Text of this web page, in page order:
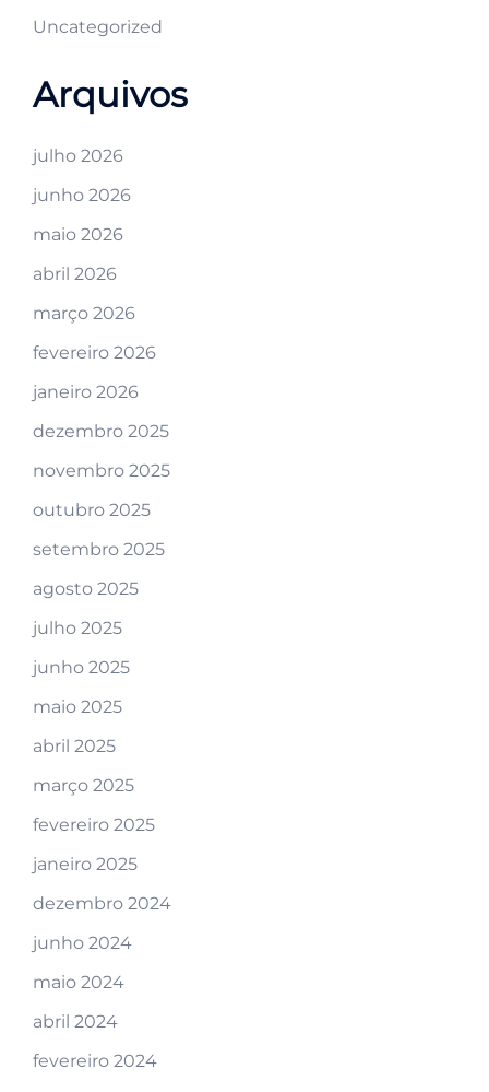
Uncategorized
Arquivos
julho 2026
junho 2026
maio 2026
abril 2026
março 2026
fevereiro 2026
janeiro 2026
dezembro 2025
novembro 2025
outubro 2025
setembro 2025
agosto 2025
julho 2025
junho 2025
maio 2025
abril 2025
março 2025
fevereiro 2025
janeiro 2025
dezembro 2024
junho 2024
maio 2024
abril 2024
fevereiro 2024